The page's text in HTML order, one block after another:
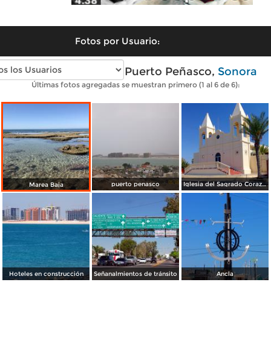
Fotos por Usuario:
Fotos modernas de Puerto Peñasco, Sonora
Últimas fotos agregadas se muestran primero (1 al 6 de 6):
Marea Baja puerto penasco Iglesia del Sagrado Corazón
Hoteles en construcción Señanalmientos de tránsito Ancla